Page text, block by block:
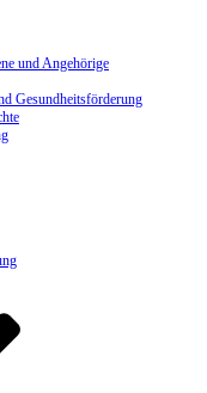
und Angehörige
Gesundheitsförderung